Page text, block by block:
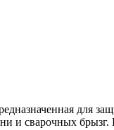
для
и сварочных